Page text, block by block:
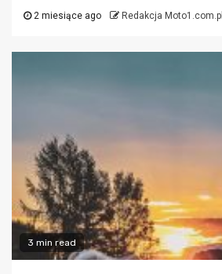
2 miesiące ago Redakcja Moto1.com.pl
3 min read